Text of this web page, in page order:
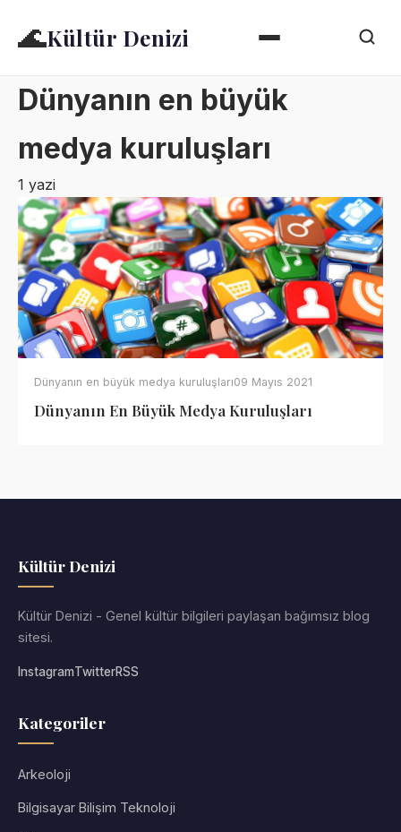
🌊Kültür Denizi
Dünyanın en büyük
medya kuruluşları
1 yazi
Dünyanın en büyük medya kuruluşları09 Mayıs 2021
Dünyanın En Büyük Medya Kuruluşları
Kültür Denizi
Kültür Denizi - Genel kültür bilgileri paylaşan bağımsız blog
sitesi.
InstagramTwitterRSS
Kategoriler
Arkeoloji
Bilgisayar Bilişim Teknoloji